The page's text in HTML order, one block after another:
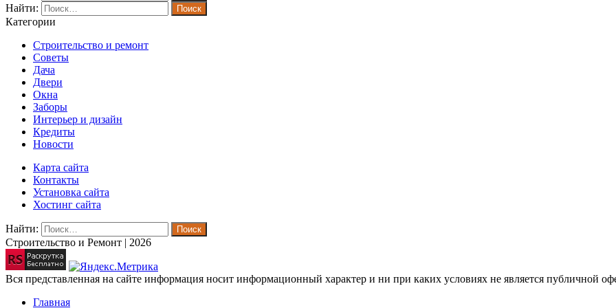
Найти:
Категории
Строительство и ремонт
Советы
Дача
Двери
Окна
Заборы
Интерьер и дизайн
Кредиты
Новости
Карта сайта
Контакты
Установка сайта
Хостинг сайта
Найти:
Строительство и Ремонт | 2026
Вся представленная на сайте информация носит информационный характер и ни при каких условиях не является публичной
Главная